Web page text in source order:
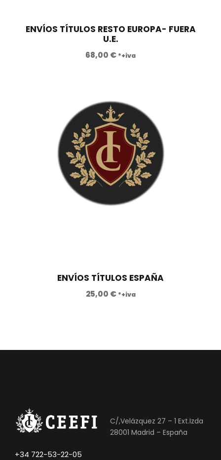
ENVÍOS TÍTULOS RESTO EUROPA- FUERA
U.E.
68,00 € *+iva
ENVÍOS TÍTULOS ESPAÑA
25,00 € *+iva
C/,Velázquez 27 – 1 Ext.Izda
28001 Madrid – España
+34 722-53-22-05